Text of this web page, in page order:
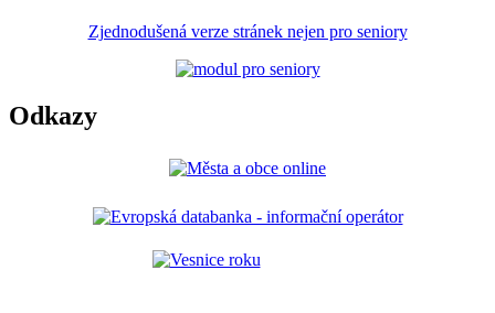
Zjednodušená verze stránek nejen pro seniory
Odkazy